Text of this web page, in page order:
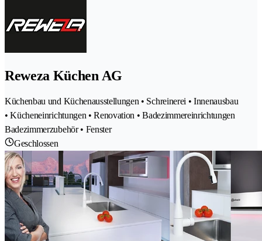
Reweza Küchen AG
Küchenbau und Küchenausstellungen • Schreinerei • Innenausbau
• Kücheneinrichtungen • Renovation • Badezimmereinrichtungen
Badezimmerzubehör • Fenster
Geschlossen